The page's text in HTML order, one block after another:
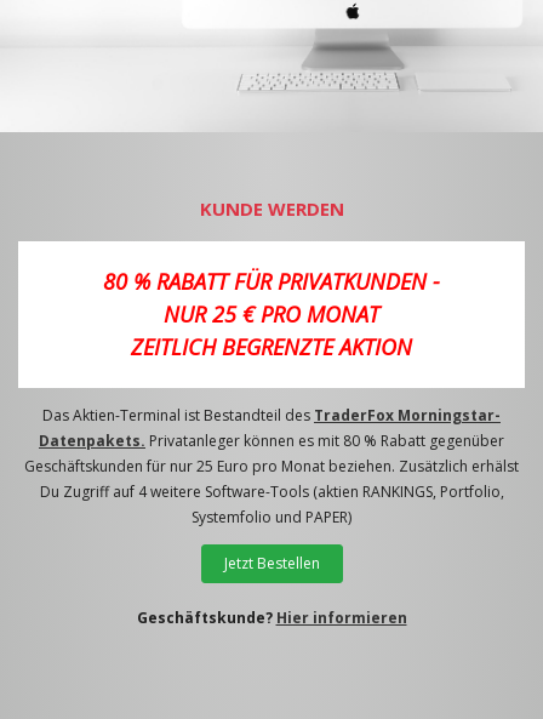
KUNDE WERDEN
80 % RABATT FÜR PRIVATKUNDEN -
NUR 25 € PRO MONAT
ZEITLICH BEGRENZTE AKTION
Das Aktien-Terminal ist Bestandteil des TraderFox Morningstar-
Datenpakets. Privatanleger können es mit 80 % Rabatt gegenüber
Geschäftskunden für nur 25 Euro pro Monat beziehen. Zusätzlich erhälst
Du Zugriff auf 4 weitere Software-Tools (aktien RANKINGS, Portfolio,
Systemfolio und PAPER)
Jetzt Bestellen
Geschäftskunde? Hier informieren